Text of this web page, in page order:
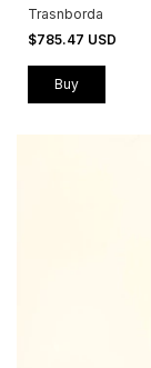
Trasnborda
$785.47 USD